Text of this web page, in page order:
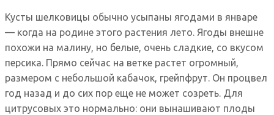
Кусты шелковицы обычно усыпаны ягодами в январе
— когда на родине этого растения лето. Ягоды внешне
похожи на малину, но белые, очень сладкие, со вкусом
персика. Прямо сейчас на ветке растет огромный,
размером с небольшой кабачок, грейпфрут. Он процвел
год назад и до сих пор еще не может созреть. Для
цитрусовых это нормально: они вынашивают плоды